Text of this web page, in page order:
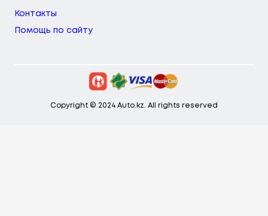
Контакты
Помощь по сайту
Copyright © 2024 Auto.kz. All rights reserved